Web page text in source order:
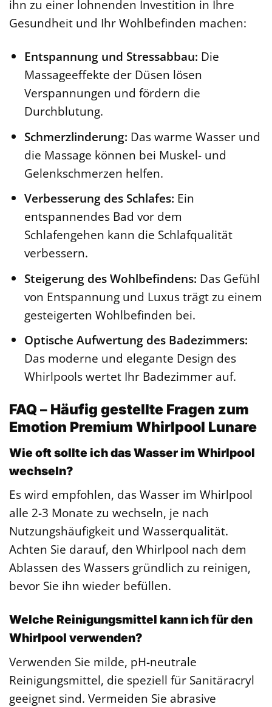
ihn zu einer lohnenden Investition in Ihre
Gesundheit und Ihr Wohlbefinden machen:
Entspannung und Stressabbau: Die
Massageeffekte der Düsen lösen
Verspannungen und fördern die
Durchblutung.
Schmerzlinderung: Das warme Wasser und
die Massage können bei Muskel- und
Gelenkschmerzen helfen.
Verbesserung des Schlafes: Ein
entspannendes Bad vor dem
Schlafengehen kann die Schlafqualität
verbessern.
Steigerung des Wohlbefindens: Das Gefühl
von Entspannung und Luxus trägt zu einem
gesteigerten Wohlbefinden bei.
Optische Aufwertung des Badezimmers:
Das moderne und elegante Design des
Whirlpools wertet Ihr Badezimmer auf.
FAQ – Häufig gestellte Fragen zum
Emotion Premium Whirlpool Lunare
Wie oft sollte ich das Wasser im Whirlpool
wechseln?
Es wird empfohlen, das Wasser im Whirlpool
alle 2-3 Monate zu wechseln, je nach
Nutzungshäufigkeit und Wasserqualität.
Achten Sie darauf, den Whirlpool nach dem
Ablassen des Wassers gründlich zu reinigen,
bevor Sie ihn wieder befüllen.
Welche Reinigungsmittel kann ich für den
Whirlpool verwenden?
Verwenden Sie milde, pH-neutrale
Reinigungsmittel, die speziell für Sanitäracryl
geeignet sind. Vermeiden Sie abrasive